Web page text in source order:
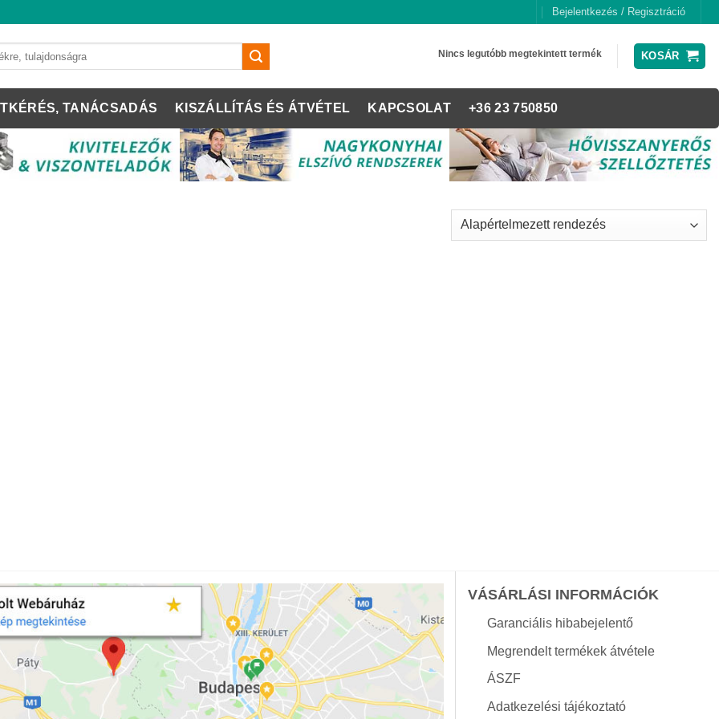
Bejelentkezés / Regisztráció
Nincs legutóbb megtekintett termék KOSÁR
TANÁCSADÁS KISZÁLLÍTÁS ÉS ÁTVÉTEL KAPCSOLAT +36 23 750850
VÁSÁRLÁSI INFORMÁCIÓK
Garanciális hibabejelentő
Megrendelt termékek átvétele
ÁSZF
Adatkezelési tájékoztató